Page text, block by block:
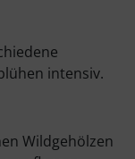
intensiv.
Wildgehölzen